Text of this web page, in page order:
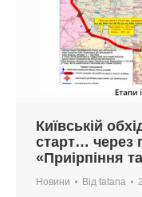
Київській
старт… через
«Приірпіння
Новини Від tatana